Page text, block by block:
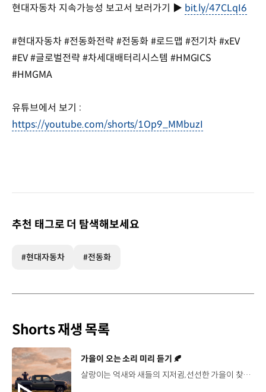
현대자동차 지속가능성 보고서 보러가기 ▶ bit.ly/47CLqI6
#현대자동차 #전동화전략 #전동화 #로드맵 #전기차 #xEV
#EV #글로벌전략 #차세대배터리시스템 #HMGICS
#HMGMA
유튜브에서 보기 :
https://youtube.com/shorts/1Op9_MMbuzI
추천 태그로 더 탐색해보세요
#현대자동차 #전동화
Shorts 재생 목록
[동영상]
가을이 오는 소리 미리 듣기 🍂
살랑이는 억새와 새들의 지저귐,선선한 가을이 찾아오는 소리. 더 기아 타스만과 함께 계절을 만나보세요. 🎧 *본 영상은 AI를 활용해 제작했습니다. #기아 #더기아타스만 #타스만 #가을 #입추 #Tasman #ASMR